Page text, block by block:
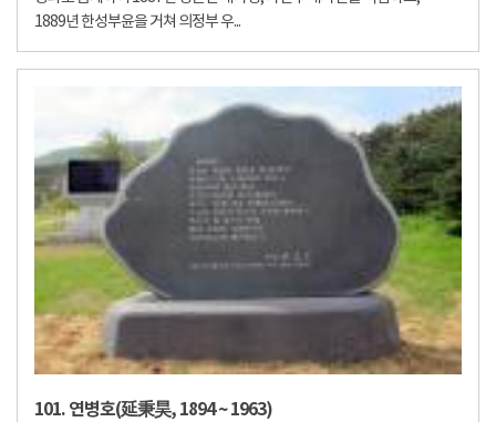
1889년 한성부윤을 거쳐 의정부 우...
101. 연병호(延秉昊, 1894 ~ 1963)